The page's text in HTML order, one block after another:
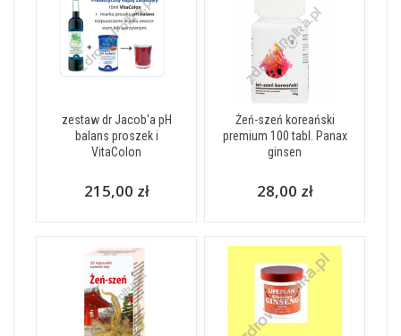
zestaw dr Jacob'a pH
balans proszek i
VitaColon
215,00 zł
Żeń-szeń koreański
premium 100 tabl. Panax
ginsen
28,00 zł